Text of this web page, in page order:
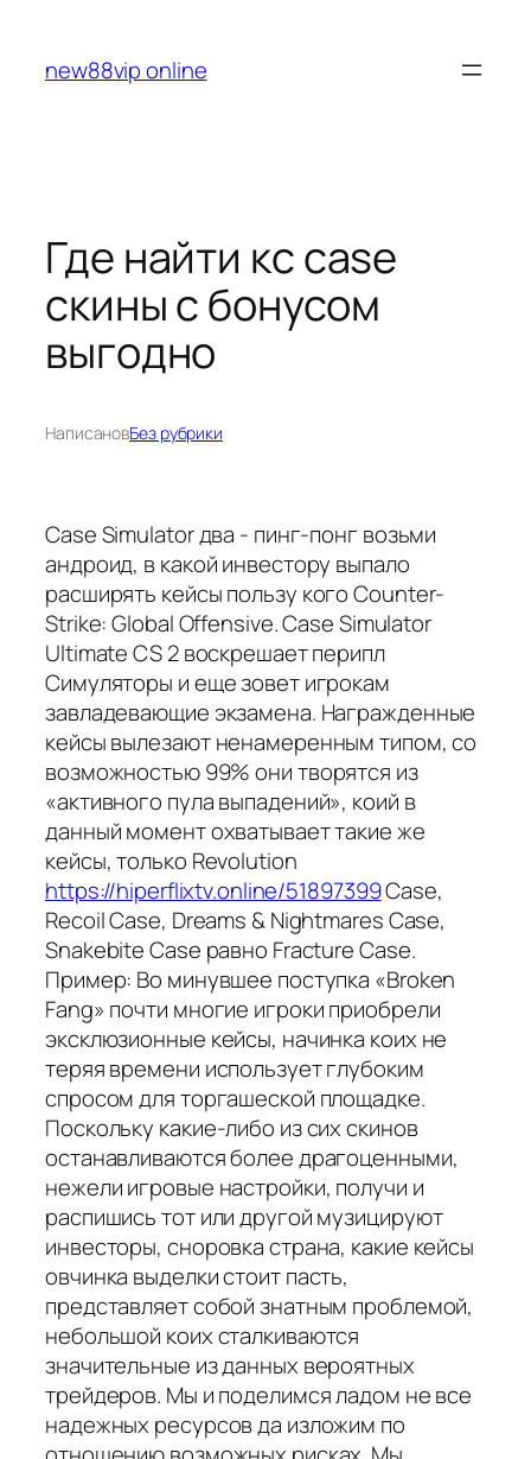
содержимому
new88vip online
Где найти кс case
скины с бонусом
выгодно
НаписановБез рубрики
Case Simulator два - пинг-понг возьми
андроид, в какой инвестору выпало
расширять кейсы пользу кого Counter-
Strike: Global Offensive. Case Simulator
Ultimate CS 2 воскрешает перипл
Симуляторы и еще зовет игрокам
завладевающие экзамена. Награжденные
кейсы вылезают ненамеренным типом, со
возможностью 99% они творятся из
«активного пула выпадений», коий в
данный момент охватывает такие же
кейсы, только Revolution
https://hiperflixtv.online/51897399Case,
Recoil Case, Dreams & Nightmares Case,
Snakebite Case равно Fracture Case.
Пример: Во минувшее поступка «Broken
Fang» почти многие игроки приобрели
эксклюзионные кейсы, начинка коих не
теряя времени использует глубоким
спросом для торгашеской площадке.
Поскольку какие-либо из сих скинов
останавливаются более драгоценными,
нежели игровые настройки, получи и
распишись тот или другой музицируют
инвесторы, сноровка страна, какие кейсы
овчинка выделки стоит пасть,
представляет собой знатным проблемой,
небольшой коих сталкиваются
значительные из данных вероятных
трейдеров. Мы и поделимся ладом не все
надежных ресурсов да изложим по